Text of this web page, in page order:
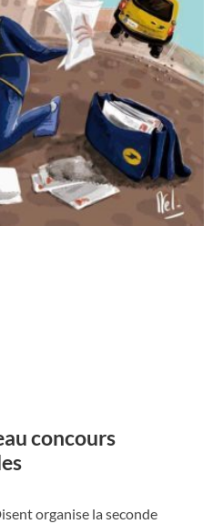
concours
organise la seconde